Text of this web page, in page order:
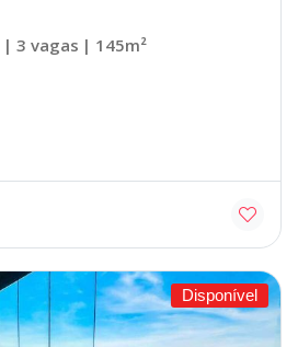
| 3 vagas | 145m²
Disponível